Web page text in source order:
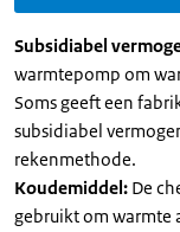
Subsidiabel
warmtepomp om
Soms geeft een
subsidiabel
rekenmethode.
Koudemiddel: De
gebruikt om warmte